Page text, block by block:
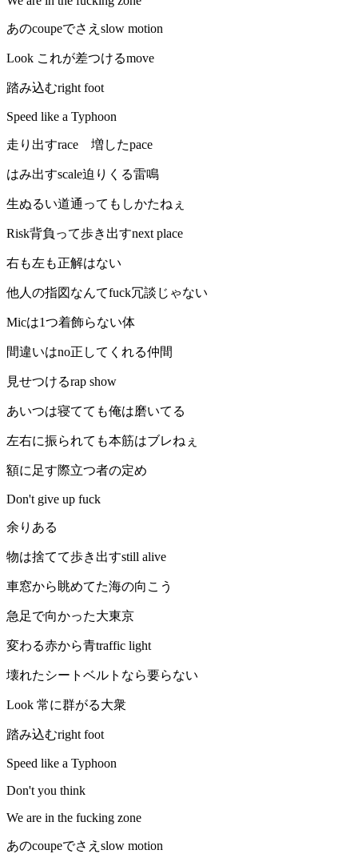
あのcoupeでさえslow motion
Look これが差つけるmove
踏み込むright foot
Speed like a Typhoon
走り出すrace 増したpace
はみ出すscale迫りくる雷鳴
生ぬるい道通ってもしかたねぇ
Risk背負って歩き出すnext place
右も左も正解はない
他人の指図なんてfuck冗談じゃない
Micは1つ着飾らない体
間違いはno正してくれる仲間
見せつけるrap show
あいつは寝てても俺は磨いてる
左右に振られても本筋はブレねぇ
額に足す際立つ者の定め
Don't give up fuck
余りある
物は捨てて歩き出すstill alive
車窓から眺めてた海の向こう
急足で向かった大東京
変わる赤から青traffic light
壊れたシートベルトなら要らない
Look 常に群がる大衆
踏み込むright foot
Speed like a Typhoon
Don't you think
We are in the fucking zone
あのcoupeでさえslow motion